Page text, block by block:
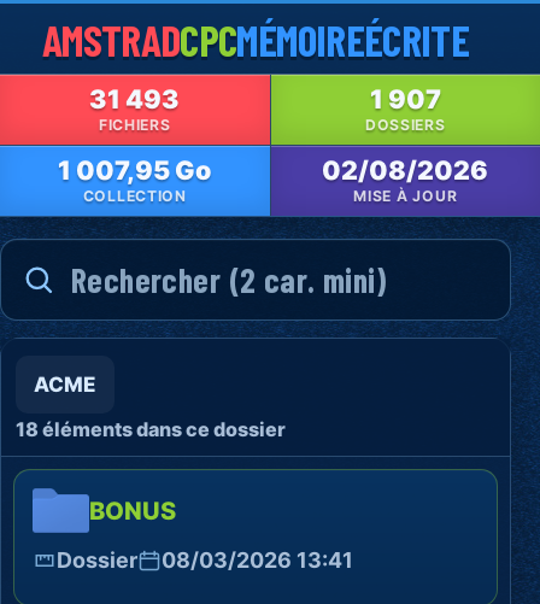
AMSTRADCPCMÉMOIREÉCRITE
31 493
FICHIERS
1 907
DOSSIERS
1 007,95 Go
COLLECTION
02/08/2026
MISE À JOUR
ACME
18 éléments dans ce dossier
BONUS
Dossier 08/03/2026 13:41